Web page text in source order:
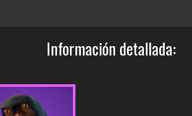
Información detallada: